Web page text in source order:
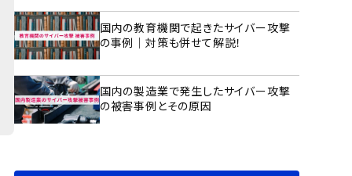
国内の教育機関で起きたサイバー攻撃
の事例｜対策も併せて解説！
国内の製造業で発生したサイバー攻撃
の被害事例とその原因